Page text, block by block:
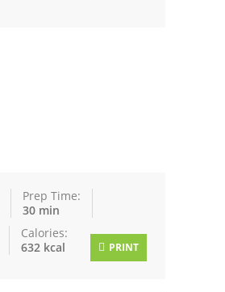
Prep Time:
30 min
Calories:
632 kcal
PRINT